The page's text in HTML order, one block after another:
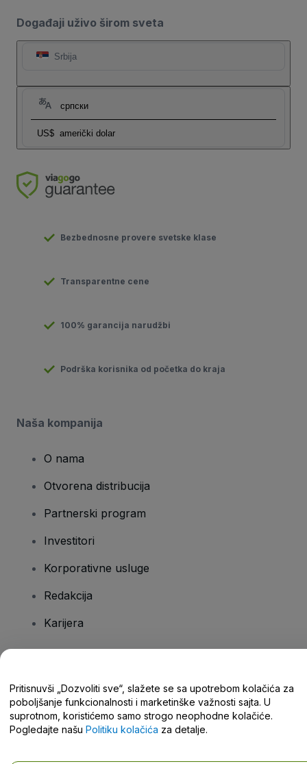
Događaji uživo širom sveta
Srbija
српски
US$ američki dolar
Bezbednosne provere svetske klase
Transparentne cene
100% garancija narudžbi
Podrška korisnika od početka do kraja
Naša kompanija
O nama
Otvorena distribucija
Partnerski program
Investitori
Korporativne usluge
Redakcija
Karijera
Centar za pomoć / Kontaktirajte nas
Pritisnuvši „Dozvoliti sve“, slažete se sa upotrebom kolačića za
poboljšanje funkcionalnosti i marketinške važnosti sajta. U
suprotnom, koristićemo samo strogo neophodne kolačiće.
Pogledajte našu Politiku kolačića za detalje.